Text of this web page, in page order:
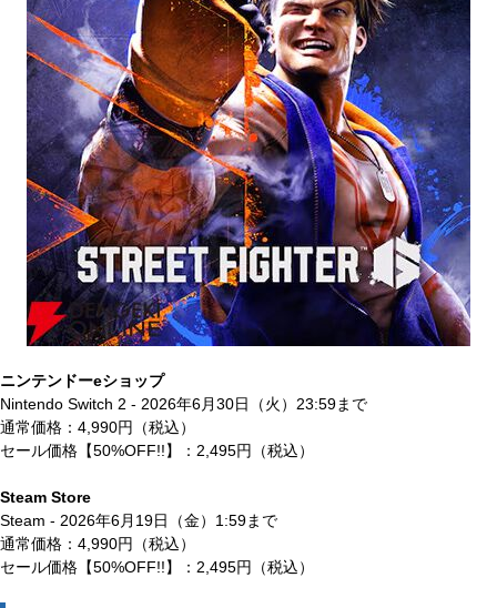
ニンテンドーeショップ
Nintendo Switch 2 - 2026年6月30日（火）23:59まで
通常価格：4,990円（税込）
セール価格【50%OFF!!】：2,495円（税込）
Steam Store
Steam - 2026年6月19日（金）1:59まで
通常価格：4,990円（税込）
セール価格【50%OFF!!】：2,495円（税込）